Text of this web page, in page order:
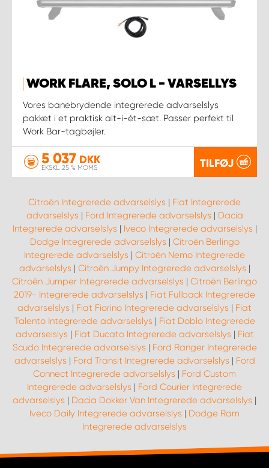
WORK FLARE, SOLO L - VARSELLYS
Vores banebrydende integrerede advarselslys
pakket i et praktisk alt-i-ét-sæt. Passer perfekt til
Work Bar-tagbøjler.
5 037 DKK
EKSKL. 25 % MOMS TILFØJ
Citroën Integrerede advarselslys | Fiat Integrerede
advarselslys | Ford Integrerede advarselslys | Dacia
Integrerede advarselslys | Iveco Integrerede advarselslys |
Dodge Integrerede advarselslys | Citroën Berlingo
Integrerede advarselslys | Citroën Nemo Integrerede
advarselslys | Citroën Jumpy Integrerede advarselslys |
Citroën Jumper Integrerede advarselslys | Citroën Berlingo
2019- Integrerede advarselslys | Fiat Fullback Integrerede
advarselslys | Fiat Fiorino Integrerede advarselslys | Fiat
Talento Integrerede advarselslys | Fiat Doblo Integrerede
advarselslys | Fiat Ducato Integrerede advarselslys | Fiat
Scudo Integrerede advarselslys | Ford Ranger Integrerede
advarselslys | Ford Transit Integrerede advarselslys | Ford
Connect Integrerede advarselslys | Ford Custom
Integrerede advarselslys | Ford Courier Integrerede
advarselslys | Dacia Dokker Van Integrerede advarselslys |
Iveco Daily Integrerede advarselslys | Dodge Ram
Integrerede advarselslys